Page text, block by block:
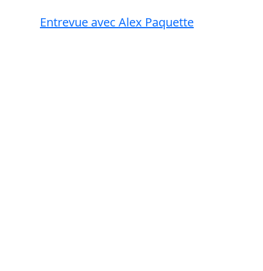
Entrevue avec Alex Paquette